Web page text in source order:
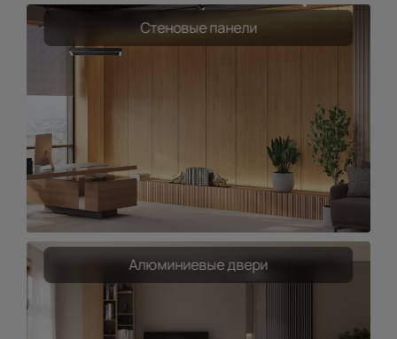
Стеновые панели
Алюминиевые двери